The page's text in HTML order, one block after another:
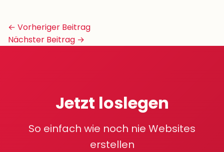
Beitrags-
Navigation
← Vorheriger Beitrag
Nächster Beitrag →
Jetzt loslegen
So einfach wie noch nie Websites
erstellen